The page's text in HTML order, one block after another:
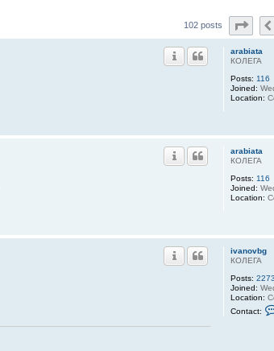
102 posts Page
arabiata
КОЛЕГА
Posts: 116
Joined:
Location:
arabiata
КОЛЕГА
Posts: 116
Joined:
Location:
ivanovbg
КОЛЕГА
Posts: 2273
Joined:
Location:
Contact: